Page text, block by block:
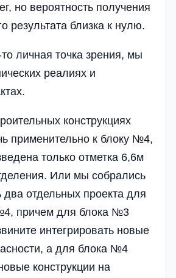
но вероятность получения
результата близка к нулю.
личная точка зрения, мы
реалиях и
конструкциях
применительно к блоку №4,
только отметка 6,6м
Или мы собрались
два отдельных проекта для
причем для блока №3
интегрировать новые
а для блока №4
конструкции на